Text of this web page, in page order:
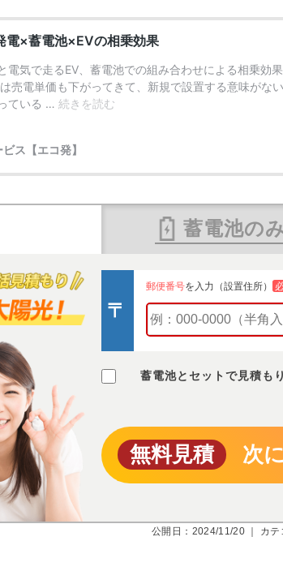
蓄電池の
郵便番号を入力（設置住所）
蓄電池とセットで見積も
無料見積 次
公開日：2024/11/20 ｜ カテ